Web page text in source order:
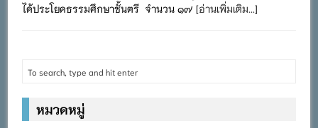
ได้ประโยคธรรมศึกษาชั้นตรี จำนวน ๑๗[อ่านเพิ่มเติม...]
หมวดหมู่